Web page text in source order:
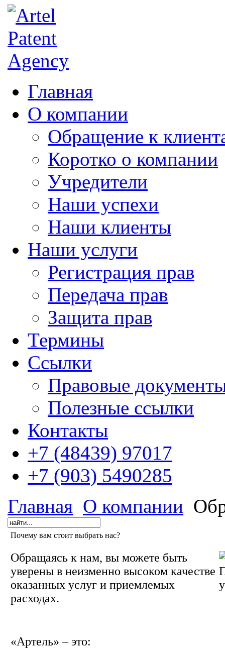
Главная
О компании
Обращение к
Коротко о компании
Учредители
Наши успехи
Наши клиенты
Наши услуги
Регистрация прав
Передача прав
Защита прав
Термины
Cсылки
Правовые
Полезные ссылки
Контакты
+7 (48439) 97017
+7 (903) 5490285
Главная О компании
Почему вам стоит выбрать нас?
Обращаясь к нам, вы можете быть
уверены в неизменно высоком качестве
оказанных услуг и приемлемых
расходах.
«Артель» – это: